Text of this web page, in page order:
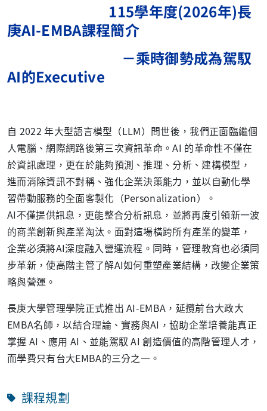
115學年度(2026年)長
庚AI-EMBA課程簡介
－乘時御勢成為駕馭
AI的Executive
自 2022年大型語言模型（LLM）問世後，我們正面臨繼個
人電腦、網際網路後第三次資訊革命。AI 的革命性不僅在
於資訊處理，更在於能夠預測、推理、分析、建構模型，
進而消除資訊不對稱、強化企業決策能力，並以自動化學
習帶動服務的全面客製化（Personalization）。
AI不僅提供訊息，更能整合分析訊息，並將再度引領新一波
的商業創新與產業淘汰。面對這場橫跨所有產業的變革，
企業必須將AI深度融入營運流程。同時，管理教育也必須同
步革新，使高階主管了解AI如何重塑產業結構，改變企業策
略與營運。
長庚大學管理學院正式推出 AI-EMBA ，延攬前台大政大
EMBA名師，以結合理論、實務與AI ，協助企業培養能真正
掌握 AI 、應用 AI 、並能駕馭 AI創造價值的高階管理人才，
而學費只有台大EMBA的三分之一。
課程規劃